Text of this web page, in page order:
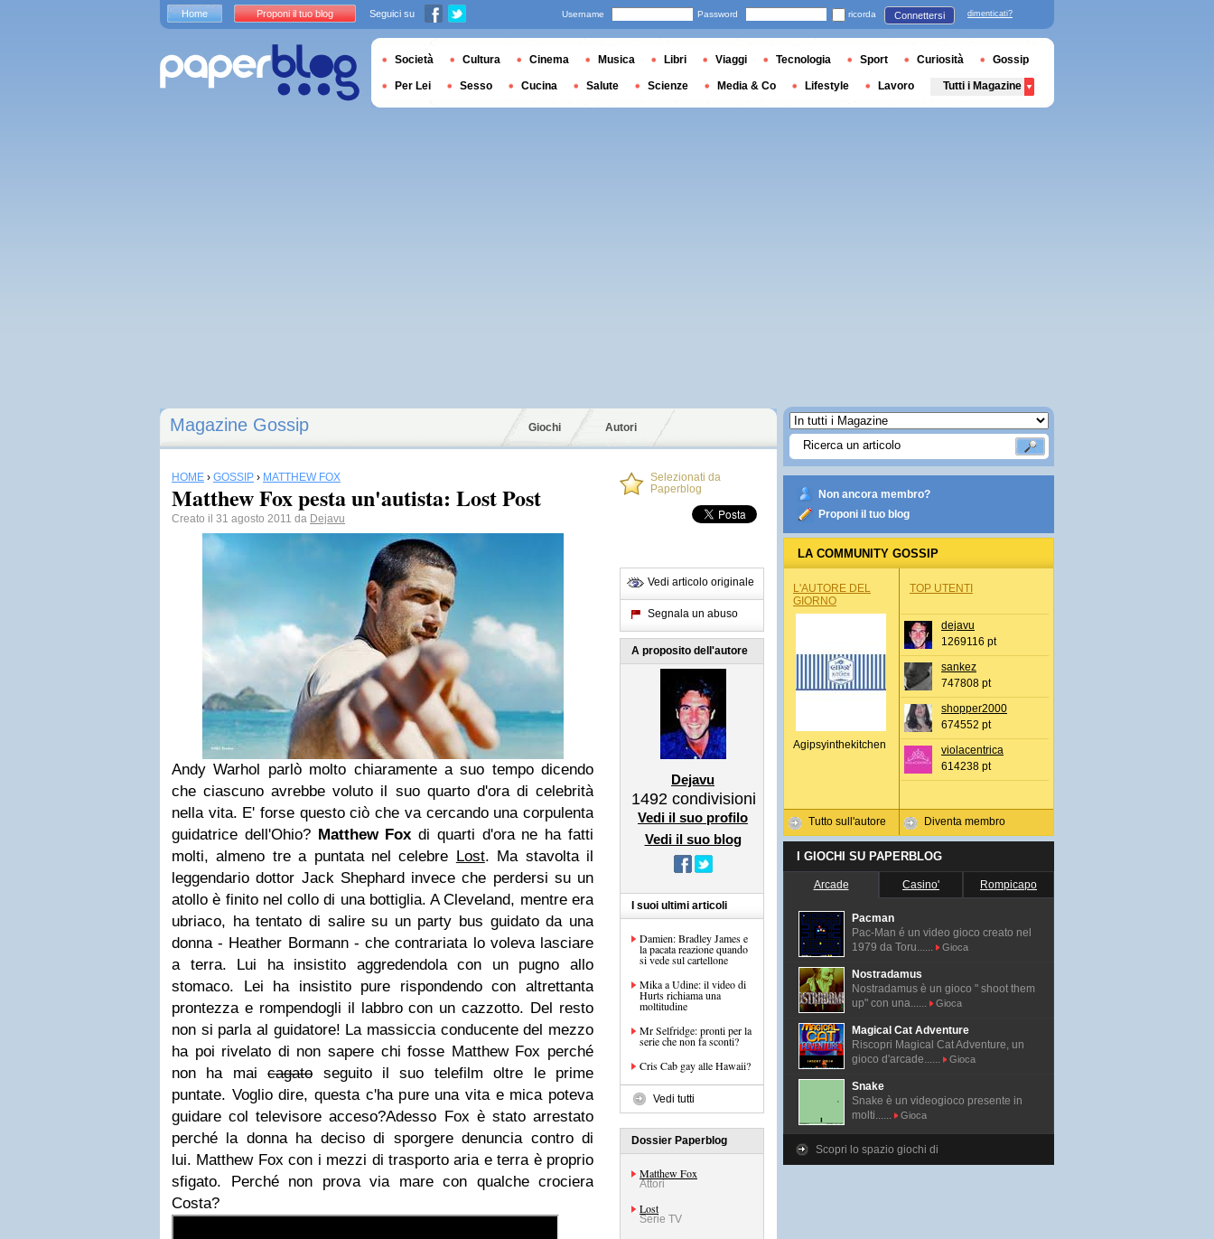
Magazine Gossip Giochi Autori
HOME › GOSSIP › MATTHEW FOX
Matthew Fox pesta un'autista: Lost Post
Creato il 31 agosto 2011 da Dejavu
Andy Warhol parlò molto chiaramente a suo tempo dicendo
che ciascuno avrebbe voluto il suo quarto d'ora di celebrità
nella vita. E' forse questo ciò che va cercando una corpulenta
guidatrice dell'Ohio? Matthew Fox di quarti d'ora ne ha fatti
molti, almeno tre a puntata nel celebre Lost. Ma stavolta il
leggendario dottor Jack Shephard invece che perdersi su un
atollo è finito nel collo di una bottiglia. A Cleveland, mentre era
ubriaco, ha tentato di salire su un party bus guidato da una
donna - Heather Bormann - che contrariata lo voleva lasciare
a terra. Lui ha insistito aggredendola con un pugno allo
stomaco. Lei ha insistito pure rispondendo con altrettanta
prontezza e rompendogli il labbro con un cazzotto. Del resto
non si parla al guidatore! La massiccia conducente del mezzo
ha poi rivelato di non sapere chi fosse Matthew Fox perché
non ha maicagatoseguito il suo telefilm oltre le prime
puntate. Voglio dire, questa c'ha pure una vita e mica poteva
guidare col televisore acceso?Adesso Fox è stato arrestato
perché la donna ha deciso di sporgere denuncia contro di
lui. Matthew Fox con i mezzi di trasporto aria e terra è proprio
sfigato. Perché non prova via mare con qualche crociera
Costa?
Selezionati da
Paperblog
Vedi articolo originale
Segnala un abuso
A proposito dell'autore
Dejavu
1492 condivisioni
Vedi il suo profilo
Vedi il suo blog
I suoi ultimi articoli
Damien: Bradley James e
la pacata reazione quando
si vede sul cartellone
Mika a Udine: il video di
Hurts richiama una
moltitudine
Mr Selfridge: pronti per la
serie che non fa sconti?
Cris Cab gay alle Hawaii?
Vedi tutti
Dossier Paperblog
Matthew Fox
Attori
Lost
Serie TV
Non ancora membro?
Proponi il tuo blog
LA COMMUNITY GOSSIP
L'AUTORE DEL
GIORNO
Agipsyinthekitchen
Tutto sull'autore
TOP UTENTI
dejavu
1269116 pt
sankez
747808 pt
shopper2000
674552 pt
violacentrica
614238 pt
Diventa membro
I GIOCHI SU PAPERBLOG
Arcade Casino' Rompicapo
Pacman
Pac-Man é un video gioco creato nel
1979 da Toru......
Gioca
Nostradamus
Nostradamus è un gioco " shoot them
up" con una......
Gioca
Magical Cat Adventure
Riscopri Magical Cat Adventure, un
gioco d'arcade......
Gioca
Snake
Snake è un videogioco presente in
molti......
Gioca
Scopri lo spazio giochi di
Home Proponi il tuo blog Seguici su Username Password ricorda Connettersi dimenticati?
Società Cultura Cinema Musica Libri Viaggi Tecnologia Sport Curiosità Gossip
Per Lei Sesso Cucina Salute Scienze Media & Co Lifestyle Lavoro Tutti i Magazine